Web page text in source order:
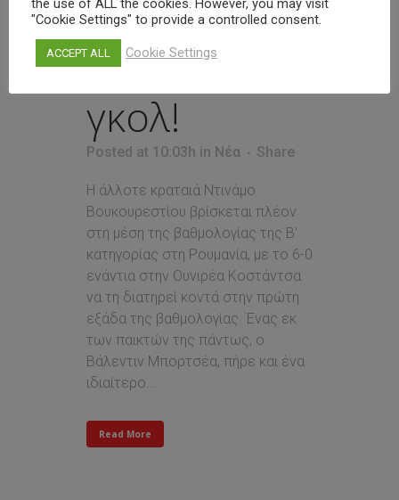
σε παίκτη
που έβαλε
γκολ!
Posted at 10:03h in Νέα Share
Η άλλοτε κραταιά Ντινάμο
Βουκουρεστίου βρίσκεται πλέον
στη μέση της βαθμολογίας της Β'
κατηγορίας στη Ρουμανία, με το 6-0
ενάντια στην Ουνιρέα Κοστάντσα
να τη διατηρεί κοντά στην πρώτη
εξάδα της βαθμολογίας. Ένας εκ
των παικτών της πάντως, ο
Βάλεντιν Μπορτσέα, πήρε και ένα
ιδιαίτερο...
Read More
"Cookie Settings" to provide a controlled consent.
ACCEPT ALL Cookie Settings